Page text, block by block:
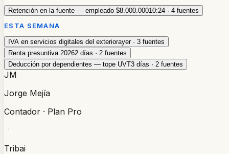
Retención en la fuente — empleado $8.000.00010:24 · 4 fuentes
ESTA SEMANA
IVA en servicios digitales del exteriorayer · 3 fuentes
Renta presuntiva 20262 días · 2 fuentes
Deducción por dependientes — tope UVT3 días · 2 fuentes
JM
Jorge Mejía
Contador · Plan Pro
Tribai